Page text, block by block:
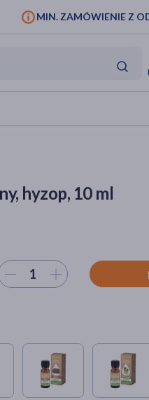
MIN. ZAMÓWIENIE Z
hyzop, 10 ml
ilość